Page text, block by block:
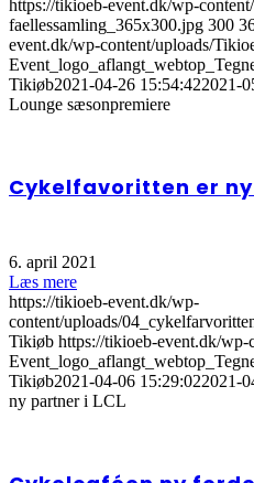
https://tikioeb-event.dk/wp-
faellessamling_365x300.jpg 300
event.dk/wp-content/uploads/
Tikiøb2021-04-26 15:54:422021-
Lounge sæsonpremiere
Cykelfavoritten er ny
6. april 2021
Læs mere
https://tikioeb-event.dk/wp-
content/uploads/
Tikiøb https://tikioeb-event.dk/
Tikiøb2021-04-06 15:29:022021-
ny partner i LCL